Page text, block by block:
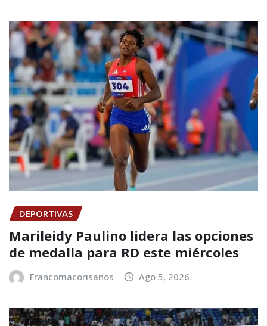
DEPORTIVAS
Marileidy Paulino lidera las opciones
de medalla para RD este miércoles
Francomacorisanos Ago 5, 2026